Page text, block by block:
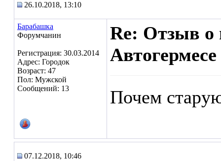
26.10.2018, 13:10
Барабашка
Форумчанин
Регистрация: 30.03.2014
Адрес: Городок
Возраст: 47
Пол: Мужской
Сообщений: 13
Re: Отзыв о
Почем
07.12.2018, 10:46